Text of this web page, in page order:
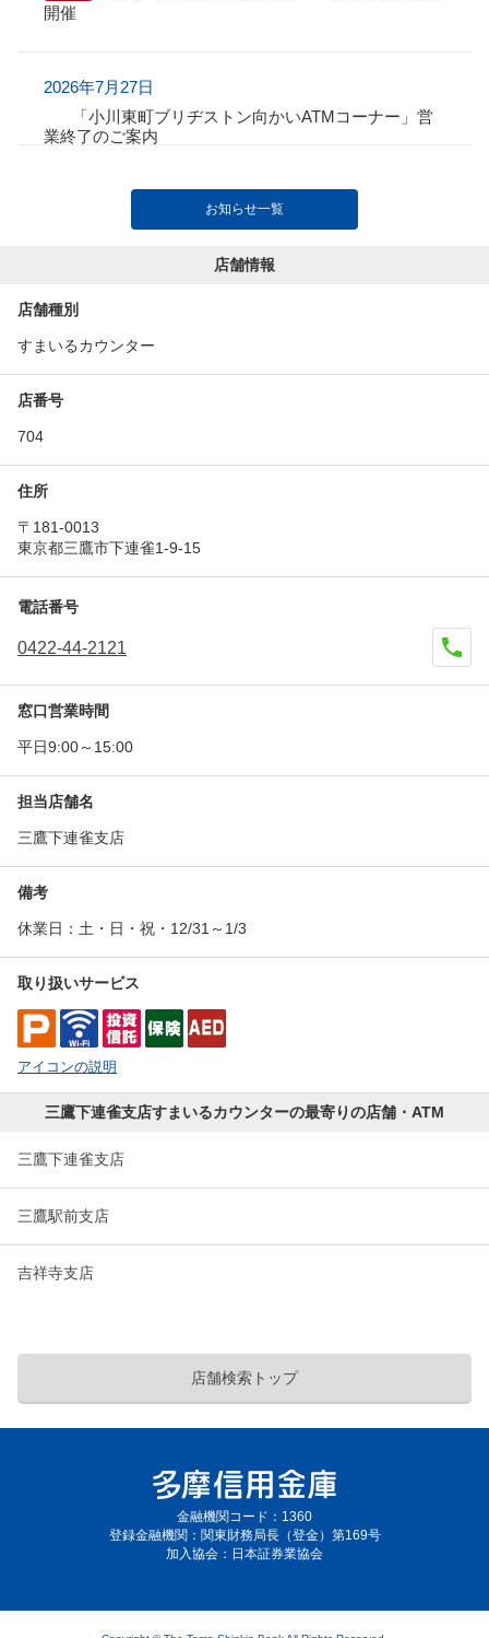
開催
2026年7月27日
「小川東町ブリヂストン向かいATMコーナー」営
業終了のご案内
2026年6月1日
イオン八王子滝山内 ATMコーナー 6/23 OPEN！
2026年6月1日
窓口営業時間変更（昼休業実施店舗の拡大）のお
2026年3月12日
2026年2月2日
「あきる野市役所内ATMコーナー」営業終了のご
案内
2025年10月3日
たましん国立支店 2026年秋 リニューアルオ―プン
お知らせ一覧
店舗情報
店舗種別
すまいるカウンター
店番号
704
住所
〒181-0013
東京都三鷹市下連雀1-9-15
電話番号
0422-44-2121
窓口営業時間
平日9:00～15:00
担当店舗名
三鷹下連雀支店
備考
休業日：土・日・祝・12/31～1/3
取り扱いサービス
アイコンの説明
三鷹下連雀支店すまいるカウンターの最寄りの店舗・ATM
三鷹下連雀支店
三鷹駅前支店
吉祥寺支店
店舗検索トップ
金融機関コード：1360
登録金融機関：関東財務局長（登金）第169号
加入協会：日本証券業協会